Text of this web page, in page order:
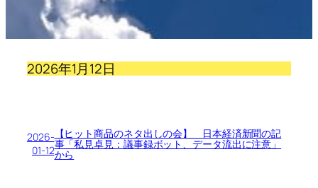
2026年1月12日
2026-
01-12
【ヒット商品のネタ出しの会】 日本経済新聞の記
事「私見卓見：議事録ボット、データ流出に注意」
から